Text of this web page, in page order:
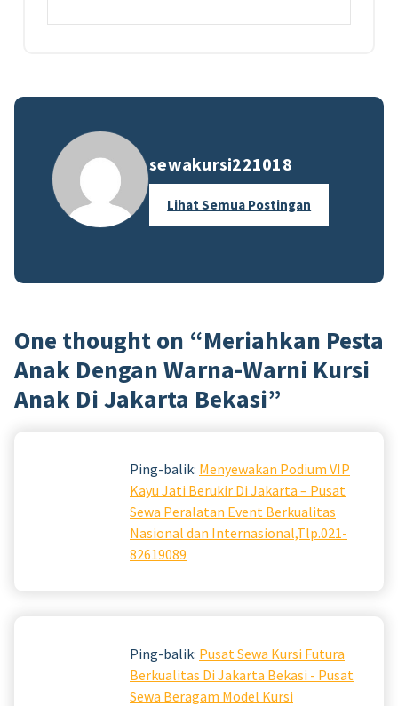
sewakursi221018
Lihat Semua Postingan
One thought on “Meriahkan Pesta
Anak Dengan Warna-Warni Kursi
Anak Di Jakarta Bekasi”
Ping-balik: Menyewakan Podium VIP
Kayu Jati Berukir Di Jakarta – Pusat
Sewa Peralatan Event Berkualitas
Nasional dan Internasional,Tlp.021-
82619089
Ping-balik: Pusat Sewa Kursi Futura
Berkualitas Di Jakarta Bekasi - Pusat
Sewa Beragam Model Kursi